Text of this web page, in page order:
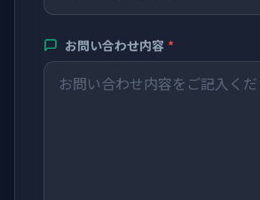
お問い合わせ内容 *